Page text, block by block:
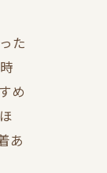
た
め
あ